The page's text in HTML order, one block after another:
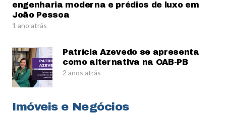
engenharia moderna e prédios de luxo em
João Pessoa
1 ano atrás
Patrícia Azevedo se apresenta
como alternativa na OAB-PB
2 anos atrás
Imóveis e Negócios